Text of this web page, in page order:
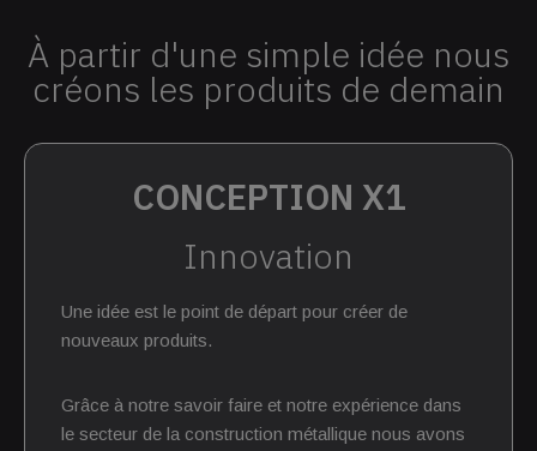
À partir d'une simple idée nous
créons les produits de demain
CONCEPTION X1
Innovation
Une idée est le point de départ pour créer de
nouveaux produits.
Grâce à notre savoir faire et notre expérience dans
le secteur de la construction métallique nous avons